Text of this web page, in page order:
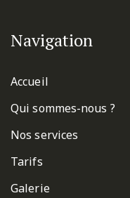
Navigation
Accueil
Qui sommes-nous ?
Nos services
Tarifs
Galerie